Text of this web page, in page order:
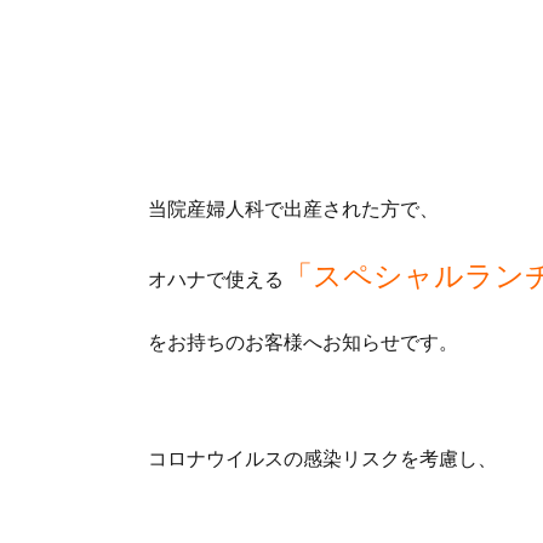
当院産婦人科で出産された方で、
オハナで使える 「スペシャルラン
をお持ちのお客様へお知らせです。
コロナウイルスの感染リスクを考慮し、